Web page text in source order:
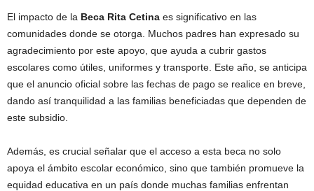
El impacto de la Beca Rita Cetina es significativo en las
comunidades donde se otorga. Muchos padres han expresado su
agradecimiento por este apoyo, que ayuda a cubrir gastos
escolares como útiles, uniformes y transporte. Este año, se anticipa
que el anuncio oficial sobre las fechas de pago se realice en breve,
dando así tranquilidad a las familias beneficiadas que dependen de
este subsidio.
Además, es crucial señalar que el acceso a esta beca no solo
apoya el ámbito escolar económico, sino que también promueve la
equidad educativa en un país donde muchas familias enfrentan